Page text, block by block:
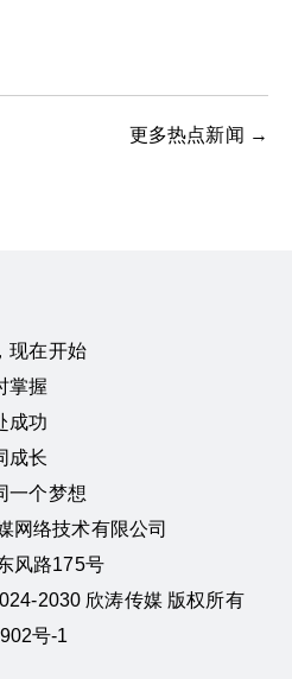
更多热点新闻 →
现在开始
掌握
成功
成长
一个梦想
网络技术有限公司
风路175号
2030 欣涛传媒 版权所有
号-1